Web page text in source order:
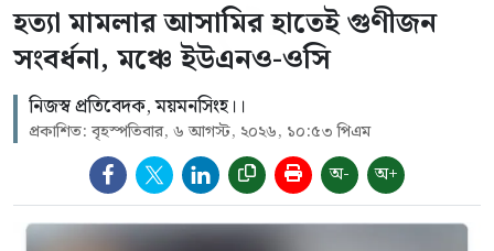
হত্যা মামলার আসামির হাতেই গুণীজন
সংবর্ধনা, মঞ্চে ইউএনও-ওসি
নিজস্ব প্রতিবেদক, ময়মনসিংহ।।
প্রকাশিত: বৃহস্পতিবার, ৬ আগস্ট, ২০২৬, ১০:৫৩ পিএম
অ- অ+